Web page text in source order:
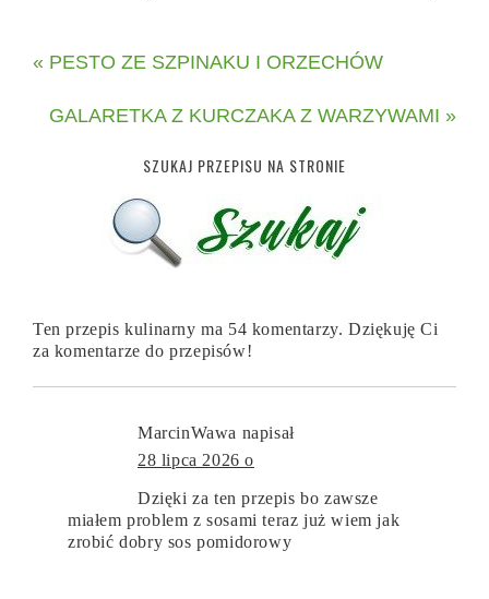
« PESTO ZE SZPINAKU I ORZECHÓW
GALARETKA Z KURCZAKA Z WARZYWAMI »
SZUKAJ PRZEPISU NA STRONIE
Ten przepis kulinarny ma 54 komentarzy. Dziękuję Ci
za komentarze do przepisów!
MarcinWawa napisał
28 lipca 2026 o
Dzięki za ten przepis bo zawsze
miałem problem z sosami teraz już wiem jak
zrobić dobry sos pomidorowy